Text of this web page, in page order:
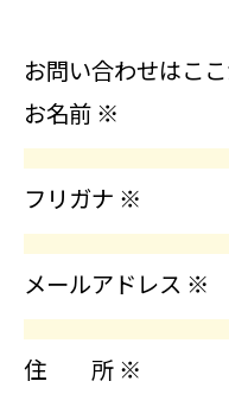
お問い合わせはこ
お名前 ※
フリガナ ※
メールアドレス ※
住 所 ※